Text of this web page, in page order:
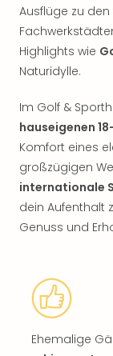
Ausflüge zu
Highlights wie
Naturidylle.
Im Golf &
hauseigenen
Komfort eines
großzügigen
internationale
dein Aufenthalt
Genuss und
Ehemalige